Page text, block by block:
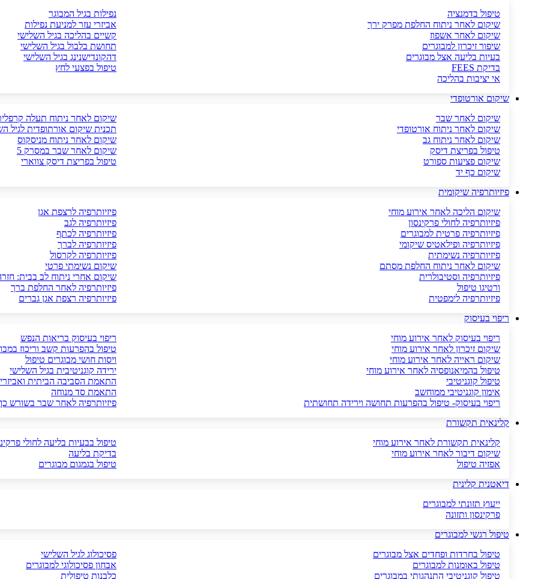
טיפול בדמנציה
שיקום לאחר ניתוח החלפת מפרק ירך
שיקום לאחר אשפוז
שיפור זיכרון למבוגרים
בעיות בליעה אצל מבוגרים
בדיקת FEES
אי יציבות בהליכה
נפילות בגיל המבוגר
אביזרי עזר למניעת נפילות
קשיים בהליכה בגיל השלישי
תחושת בלבול בגיל השלישי
דהקונדישנינג בגיל השלישי
טיפול בפצעי לחץ
שיקום אורטופדי
שיקום לאחר שבר
שיקום לאחר ניתוח אורטופדי
שיקום לאחר ניתוח גב
טיפול בפריצת דיסק
שיקום פציעות ספורט
שיקום כף יד
שיקום לאחר ניתוח תעלה
תכנית שיקום אורתופדית לגיל
שיקום לאחר ניתוח מניסקוס
שיקום לאחר שבר במסרק 5
טיפול בפריצת דיסק צווארי
פיזיותרפיה שיקומית
שיקום הליכה לאחר אירוע מוחי
פיזיותרפיה לחולי פרקינסון
פיזיותרפיה פרטית למבוגרים
פיזיותרפיה ופילאטיס שיקומי
פיזיותרפיה נשימתית
שיקום לאחר ניתוח החלפת מסתם
פיזיותרפיה וסטיבולרית
ורטיגו טיפול
פיזיותרפיה לימפטית
פיזיותרפיה לרצפת אגן
פיזיותרפיה לגב
פיזיותרפיה לכתף
פיזיותרפיה לברך
פיזיותרפיה לקרסול
שיקום נשימתי פרטי
שיקום אחרי ניתוח לב בבית:
פיזיותרפיה לאחר החלפת ברך
פיזיותרפיה רצפת אגן גברים
ריפוי בעיסוק
ריפוי בעיסוק לאחר אירוע מוחי
שיקום זיכרון לאחר אירוע מוחי
שיקום ראייה לאחר אירוע מוחי
טיפול בהמיאנופסיה לאחר אירוע מוחי
טיפול קוגניטיבי
אימון קוגניטיבי ממוחשב
ריפוי בעיסוק- טיפול בהפרעות תחושה וירידה תחושתית
ריפוי בעיסוק בריאות הנפש
טיפול בהפרעות קשב וריכוז
ויסות חושי מבוגרים טיפול
ירידה קוגניטיבית בגיל השלישי
התאמת הסביבה הביתית
התאמת סד מנוחה
פיזיותרפיה לאחר שבר בשורש
קלינאית תקשורת
קלינאית תקשורת לאחר אירוע מוחי
שיקום דיבור לאחר אירוע מוחי
אפזיה טיפול
טיפול בבעיות בליעה לחולי
בדיקת בליעה
טיפול בגמגום מבוגרים
דיאטנית קלינית
ייעוץ תזונתי למבוגרים
פרקינסון ותזונה
טיפול רגשי למבוגרים
טיפול בחרדות ופחדים אצל מבוגרים
טיפול באומנות למבוגרים
טיפול קוגניטיבי התנהגותי במבוגרים
פסיכולוג לגיל השלישי
אבחון פסיכולוגי למבוגרים
כלבנות טיפולית